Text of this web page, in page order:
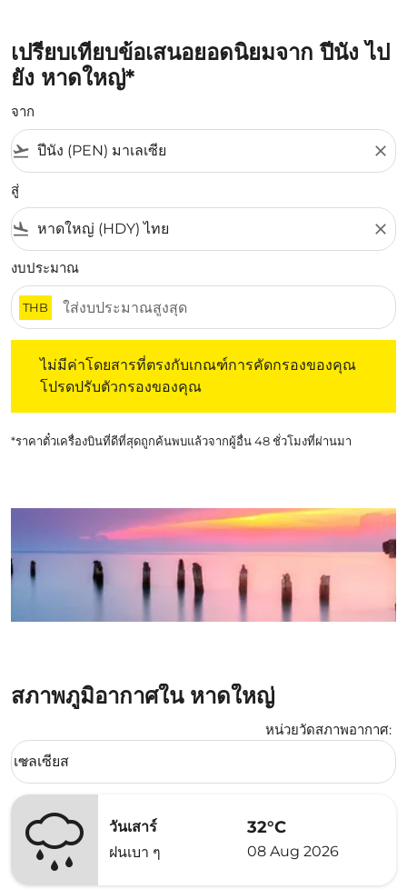
เปรียบเทียบข้อเสนอยอดนิยมจาก ปีนัง ไป
ยัง หาดใหญ่*
จาก
flight_takeoff close
สู่
flight_land close
งบประมาณ
THB
ไม่มีค่าโดยสารที่ตรงกับเกณฑ์การคัดกรองของคุณ
โปรดปรับตัวกรองของคุณ
*ราคาตั๋วเครื่องบินที่ดีที่สุดถูกค้นพบแล้วจากผู้อื่น 48 ชั่วโมงที่ผ่านมา
สภาพภูมิอากาศใน หาดใหญ่
หน่วยวัดสภาพอากาศ:
Weather unit option เซลเซียส Selected
เซลเซียส
keyboard_arrow_down
วันเสาร์
ฝนเบา ๆ
32°C
08 Aug 2026